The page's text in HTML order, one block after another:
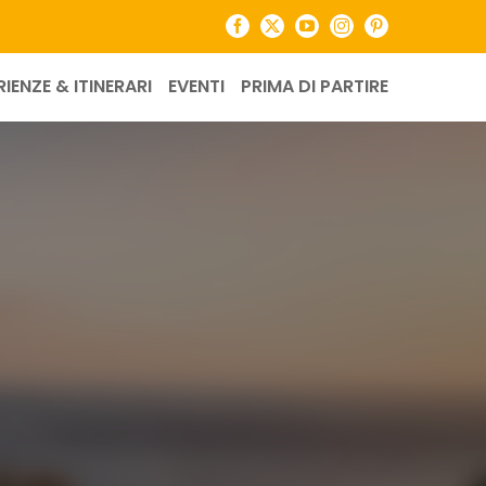
Facebook
X YouTubeInstagramPinterest
& ITINERARI EVENTI PRIMA DI PARTIRE